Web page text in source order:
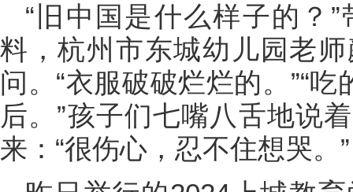
“旧中国是什么样子的？
料，杭州市东城幼儿园老
问。“衣服破破烂烂的。”“
后。”孩子们七嘴八舌地说
来：“很伤心，忍不住想哭。”